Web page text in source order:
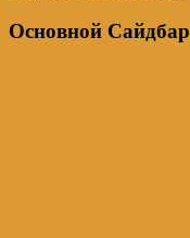
Основной Сайдбар